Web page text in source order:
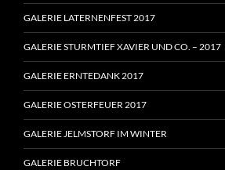
GALERIE LATERNENFEST 2017
GALERIE STURMTIEF XAVIER UND CO. – 2017
GALERIE ERNTEDANK 2017
GALERIE OSTERFEUER 2017
GALERIE JELMSTORF IM WINTER
GALERIE BRUCHTORF